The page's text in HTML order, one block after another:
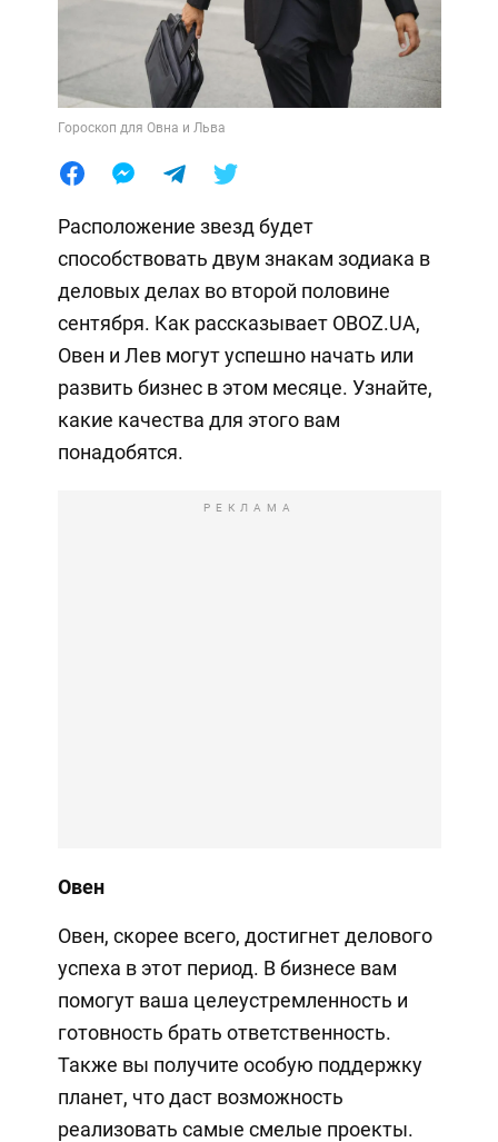
Гороскоп для Овна и Льва
Расположение звезд будет
способствовать двум знакам зодиака в
деловых делах во второй половине
сентября. Как рассказывает OBOZ.UA,
Овен и Лев могут успешно начать или
развить бизнес в этом месяце. Узнайте,
какие качества для этого вам
понадобятся.
РЕКЛАМА
Овен
Овен, скорее всего, достигнет делового
успеха в этот период. В бизнесе вам
помогут ваша целеустремленность и
готовность брать ответственность.
Также вы получите особую поддержку
планет, что даст возможность
реализовать самые смелые проекты.